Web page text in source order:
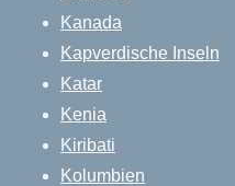
Kanada
Kapverdische Inseln
Katar
Kenia
Kiribati
Kolumbien